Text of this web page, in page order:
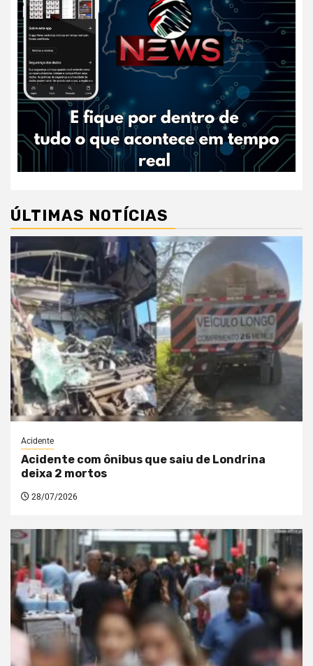
ÚLTIMAS NOTÍCIAS
Acidente
Acidente com ônibus que saiu de Londrina
deixa 2 mortos
28/07/2026